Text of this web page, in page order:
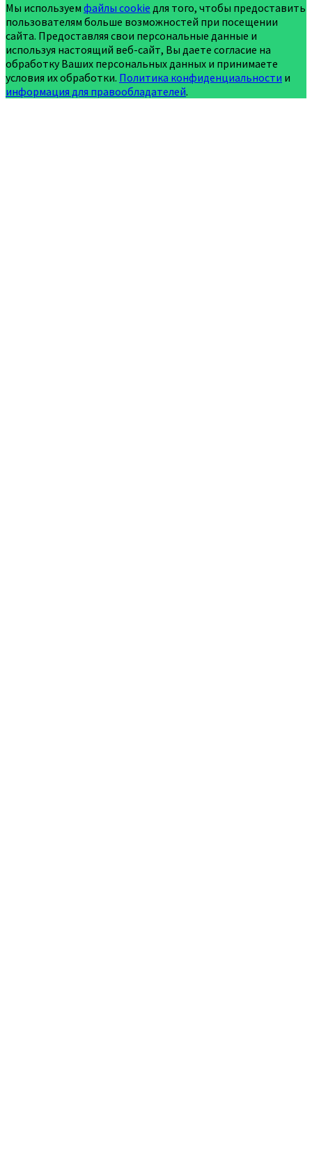
Мы используем файлы cookie для того, чтобы предоставить
пользователям больше возможностей при посещении
сайта. Предоставляя свои персональные данные и
используя настоящий веб-сайт, Вы даете согласие на
обработку Ваших персональных данных и принимаете
условия их обработки. Политика конфиденциальности и
информация для правообладателей.